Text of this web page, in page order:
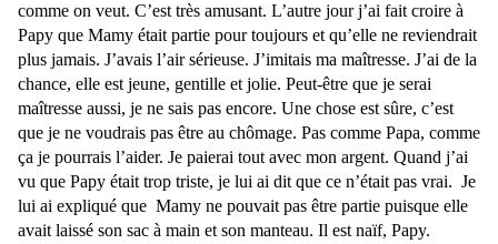
comme on veut. C’est très amusant. L’autre jour j’ai fait croire à
Papy que Mamy était partie pour toujours et qu’elle ne reviendrait
plus jamais. J’avais l’air sérieuse. J’imitais ma maîtresse. J’ai de la
chance, elle est jeune, gentille et jolie. Peut-être que je serai
maîtresse aussi, je ne sais pas encore. Une chose est sûre, c’est
que je ne voudrais pas être au chômage. Pas comme Papa, comme
ça je pourrais l’aider. Je paierai tout avec mon argent. Quand j’ai
vu que Papy était trop triste, je lui ai dit que ce n’était pas vrai. Je
lui ai expliqué que Mamy ne pouvait pas être partie puisque elle
avait laissé son sac à main et son manteau. Il est naïf, Papy.